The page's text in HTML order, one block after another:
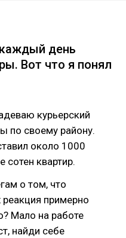
день
Вот что я понял
курьерский
по своему району.
около 1000
сотен квартир.
о том, что
примерно
Мало на работе
найди себе